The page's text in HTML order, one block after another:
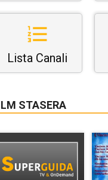
Lista Canali
STASERA